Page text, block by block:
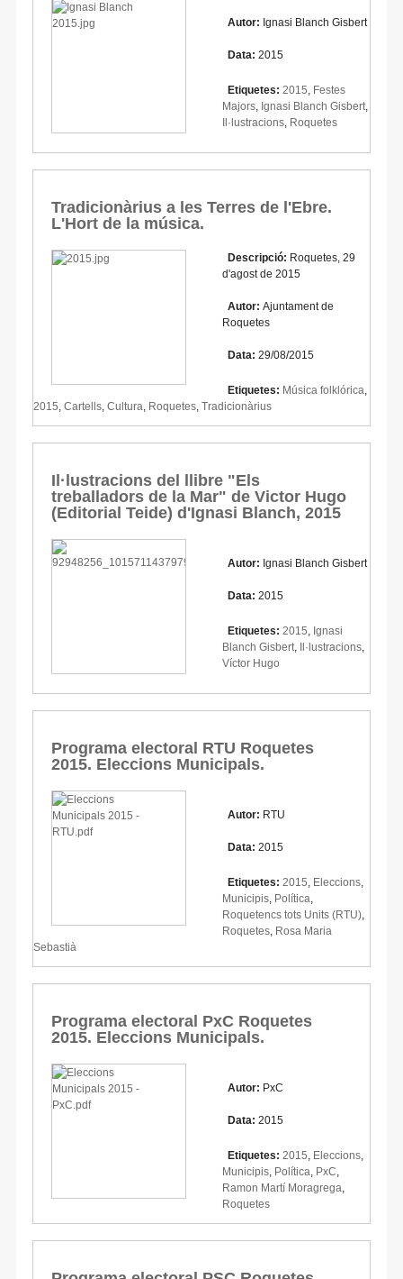
Autor: Ignasi Blanch Gisbert
Data: 2015
Etiquetes: 2015 Festes
Majors Ignasi Blanch Gisbert
Il·lustracions Roquetes
Tradicionàrius a les Terres de l'Ebre.
L'Hort de la música.
Descripció: Roquetes, 29
d'agost de 2015
Autor: Ajuntament de
Roquetes
Data: 29/08/2015
Etiquetes: Música folklórica
2015 Cartells Cultura Roquetes Tradicionàrius
Il·lustracions del llibre "Els
treballadors de la Mar" de Victor Hugo
(Editorial Teide) d'Ignasi Blanch, 2015
Autor: Ignasi Blanch Gisbert
Data: 2015
Etiquetes: 2015 Ignasi
Blanch Gisbert Il·lustracions
Víctor Hugo
Programa electoral RTU Roquetes
2015. Eleccions Municipals.
Autor: RTU
Data: 2015
Etiquetes: 2015 Eleccions
Municipis Política
Roquetencs tots Units (RTU)
Roquetes Rosa Maria
Sebastià
Programa electoral PxC Roquetes
2015. Eleccions Municipals.
Autor: PxC
Data: 2015
Etiquetes: 2015 Eleccions
Municipis Política PxC
Ramon Martí Moragrega
Roquetes